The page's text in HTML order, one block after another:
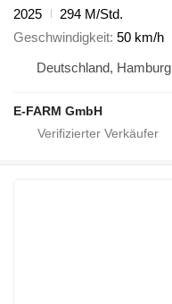
2025
294 M/Std.
Geschwindigkeit 50 km/h
Deutschland, Hamburg
E-FARM GmbH